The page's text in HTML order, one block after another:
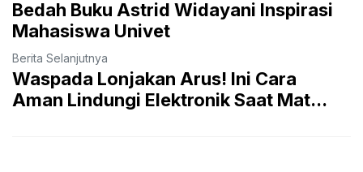
Bedah Buku Astrid Widayani Inspirasi
Mahasiswa Univet
Berita Selanjutnya
Waspada Lonjakan Arus! Ini Cara
Aman Lindungi Elektronik Saat Mat...